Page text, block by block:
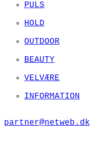
PULS
HOLD
OUTDOOR
BEAUTY
VELVÆRE
INFORMATION
partner@netweb.dk